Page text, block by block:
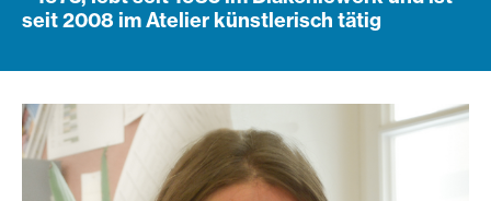
seit 2008 im Atelier künstlerisch tätig